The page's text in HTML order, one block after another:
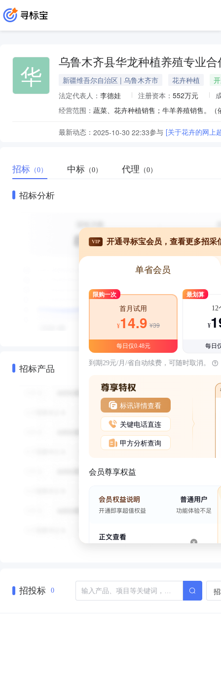
华 乌鲁木齐县华龙种植养殖专业合
新疆维吾尔自治区 | 乌鲁木齐市 花卉种植
法定代表人： 李德娃 注册资本： 552万元
经营范围： 蔬菜、花卉种植销售；牛羊养殖销售。
最新动态： 2025-10-30 22:33参与 [关于花卉的网上
招标 （0） 中标 （0） 代理 （0）
招标分析
招标产品
VIP 开通寻标宝会员，查看更多招采
单省会员
限购一次
首月试用
¥14.9 ¥39
每日仅0.48元
最划算
12
¥
每日
到期29元/月/省自动续费，可随时取消。
标讯详情查看
关键电话直连
甲方分析查询
会员尊享权益
招投标 0